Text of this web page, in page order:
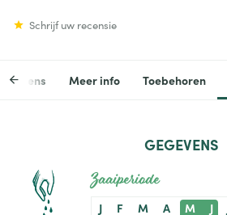
Schrijf uw recensie
Meer info Toebehoren
GEGEVENS
Zaaiperiode
J F M A M J